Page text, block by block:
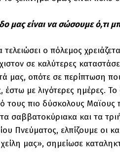
μας είναι να σώσουμε ό,τι
ο πόλεμος
σε καλύτερες
μας, οπότε σε περίπτωση
με λιγότερες ημέρες.
τους πιο δύσκολους Μαϊους
σαββατοκύριακα και τα
Πνεύματος, ελπίζουμε οι
μας», σημείωσε